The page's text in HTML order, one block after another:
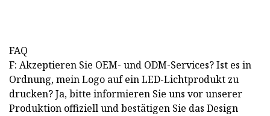
FAQ
F: Akzeptieren Sie OEM- und ODM-Services? Ist es in
Ordnung, mein Logo auf ein LED-Lichtprodukt zu
drucken? Ja, bitte informieren Sie uns vor unserer
Produktion offiziell und bestätigen Sie das Design